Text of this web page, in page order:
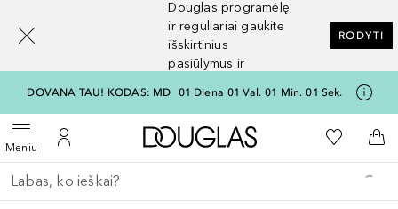
Douglas programėlę
ir reguliariai gaukite
išskirtinius
pasiūlymus ir
RODYTI
DOVANA TAU! KODAS: MD 01 Diena 01 Val. 01 Min. 01 Sek.
MeniuAtidaryti meniuĮ mano paskyrą
Į Douglas pagrindinį
Į mano
Į
Grįžk atgal
Vykdykite paiešką
[navigation.slideout.screenreader]